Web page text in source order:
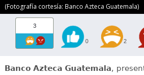
(Fotografía cortesía: Banco Azteca Guatemala)
3
0 2
Banco Azteca Guatemala,